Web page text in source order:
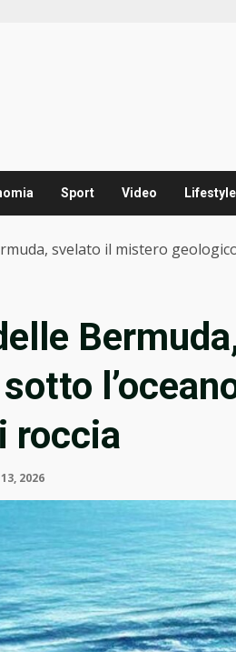
Sport Video Lifestyle
svelato il mistero
roccia
2026